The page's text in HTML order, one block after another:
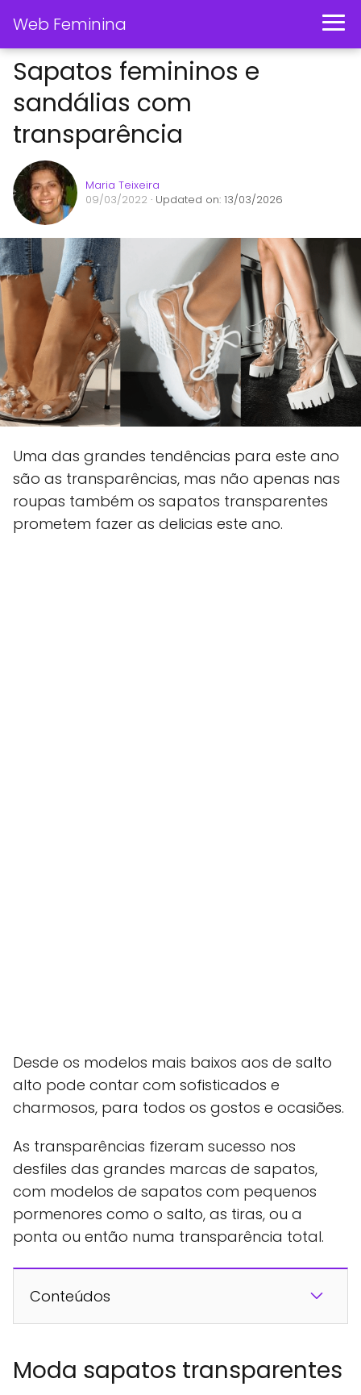
Web Feminina
Sapatos femininos e
sandálias com
transparência
Maria Teixeira
09/03/2022 · Updated on: 13/03/2026
Uma das grandes tendências para este ano
são as transparências, mas não apenas nas
roupas também os sapatos transparentes
prometem fazer as delicias este ano.
Desde os modelos mais baixos aos de salto
alto pode contar com sofisticados e
charmosos, para todos os gostos e ocasiões.
As transparências fizeram sucesso nos
desfiles das grandes marcas de sapatos,
com modelos de sapatos com pequenos
pormenores como o salto, as tiras, ou a
ponta ou então numa transparência total.
Conteúdos
Moda sapatos transparentes